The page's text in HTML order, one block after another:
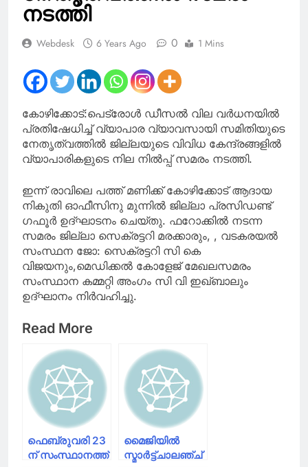
നടത്തി
Webdesk 6 Years Ago 0 1 Mins
കോഴിക്കോട്:പെട്രോൾ ഡീസൽ വില വർധനയിൽ
പ്രതിഷേധിച്ച് വ്യാപാര വ്യാവസായി സമിതിയുടെ
നേതൃത്വത്തിൽ ജില്ലയുടെ വിവിധ കേന്ദ്രങ്ങളിൽ
വ്യാപാരികളുടെ നില നിൽപ്പ് സമരം നടത്തി.
ഇന്ന് രാവിലെ പത്ത് മണിക്ക് കോഴിക്കോട് ആദായ
നികുതി ഓഫീസിനു മുന്നിൽ ജില്ലാ പ്രസിഡണ്ട്
ഗഫൂർ ഉദ്ഘാടനം ചെയ്തു. ഫറോക്കിൽ നടന്ന
സമരം ജില്ലാ സെക്രട്ടറി മരക്കാരും, , വടകരയൽ
സംസ്ഥന ജോ: സെക്രട്ടറി സി കെ
വിജയനും,മെഡിക്കൽ കോളേജ് മേഖലസമരം
സംസ്ഥാന കമ്മറ്റി അംഗം സി വി ഇഖ്ബാലും
ഉദ്ഘാനം നിർവഹിച്ചു.
Read More
ഫെബ്രുവരി 23
ന് സംസ്ഥാനത്ത്
മൈജിയിൽ
സ്മാർട്ട്ചാലഞ്ച്